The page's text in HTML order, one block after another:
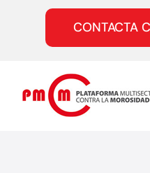
contenido
CONTACTA